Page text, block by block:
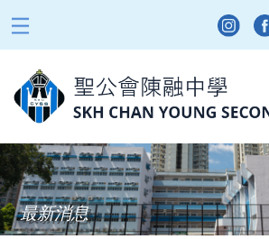
最新消息